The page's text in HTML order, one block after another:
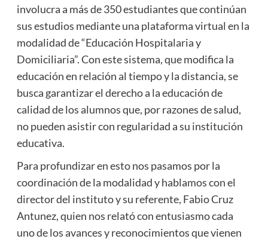
involucra a más de 350 estudiantes que continúan
sus estudios mediante una plataforma virtual en la
modalidad de “Educación Hospitalaria y
Domiciliaria”. Con este sistema, que modifica la
educación en relación al tiempo y la distancia, se
busca garantizar el derecho a la educación de
calidad de los alumnos que, por razones de salud,
no pueden asistir con regularidad a su institución
educativa.
Para profundizar en esto nos pasamos por la
coordinación de la modalidad y hablamos con el
director del instituto y su referente, Fabio Cruz
Antunez, quien nos relató con entusiasmo cada
uno de los avances y reconocimientos que vienen